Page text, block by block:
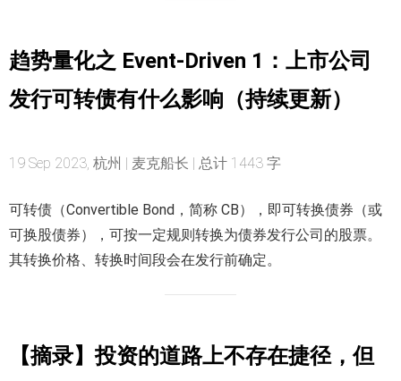
趋势量化之 Event-Driven 1：上市公司
发行可转债有什么影响（持续更新）
19 Sep 2023, 杭州 | 麦克船长 | 总计 1443 字
可转债（Convertible Bond，简称 CB），即可转换债券（或
可换股债券），可按一定规则转换为债券发行公司的股票。
其转换价格、转换时间段会在发行前确定。
【摘录】投资的道路上不存在捷径，但